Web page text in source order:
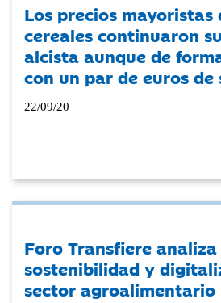
Los precios mayoristas
cereales continuaron
alcista aunque de
con un par de euros de
22/09/20
Foro Transfiere
sostenibilidad y
sector agroalimentario